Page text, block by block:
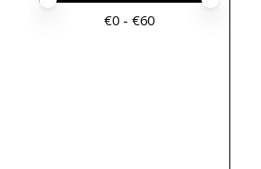
€0 - €60